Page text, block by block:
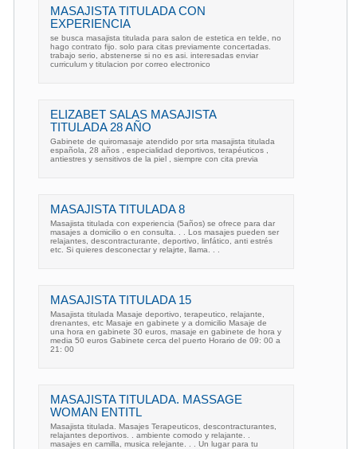
MASAJISTA TITULADA CON
EXPERIENCIA
se busca masajista titulada para salon de estetica en telde, no
hago contrato fijo. solo para citas previamente concertadas.
trabajo serio, abstenerse si no es asi. interesadas enviar
curriculum y titulacion por correo electronico
ELIZABET SALAS MASAJISTA
TITULADA 28 AÑO
Gabinete de quiromasaje atendido por srta masajista titulada
española, 28 años , especialidad deportivos, terapéuticos ,
antiestres y sensitivos de la piel , siempre con cita previa
MASAJISTA TITULADA 8
Masajista titulada con experiencia (5años) se ofrece para dar
masajes a domicilio o en consulta. . . Los masajes pueden ser
relajantes, descontracturante, deportivo, linfático, anti estrés
etc. Si quieres desconectar y relajrte, llama. . .
MASAJISTA TITULADA 15
Masajista titulada Masaje deportivo, terapeutico, relajante,
drenantes, etc Masaje en gabinete y a domicilio Masaje de
una hora en gabinete 30 euros, masaje en gabinete de hora y
media 50 euros Gabinete cerca del puerto Horario de 09: 00 a
21: 00
MASAJISTA TITULADA. MASSAGE
WOMAN ENTITL
Masajista titulada. Masajes Terapeuticos, descontracturantes,
relajantes deportivos. . ambiente comodo y relajante. .
masajes en camilla, musica relejante. . . Un lugar para tu